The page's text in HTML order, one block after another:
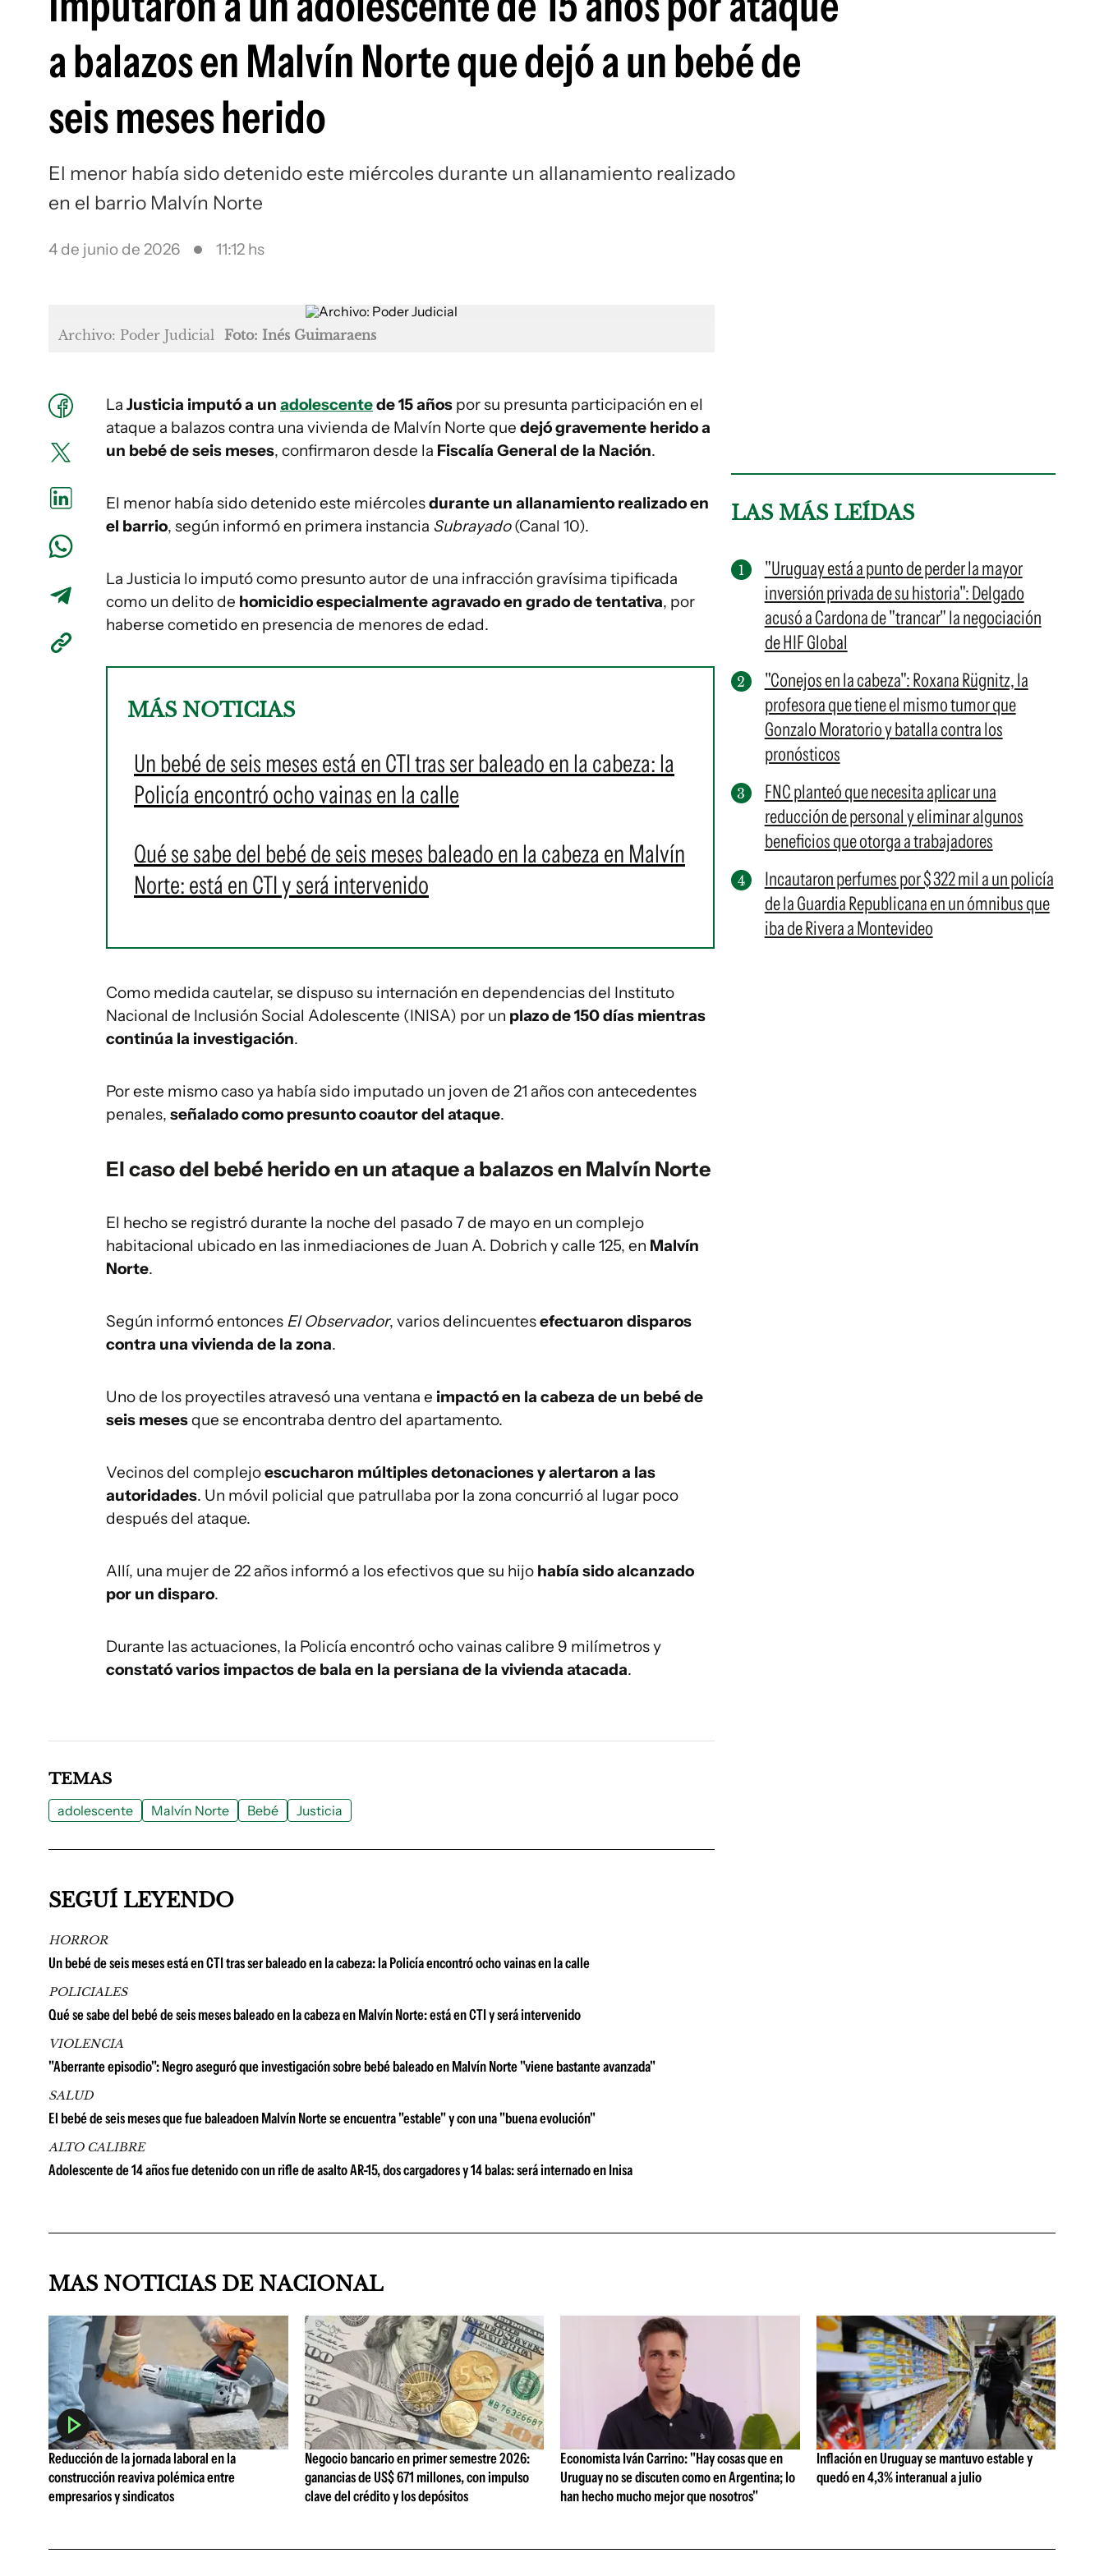
a balazos en Malvín Norte que dejó a un bebé de
seis meses herido
El menor había sido detenido este miércoles durante un allanamiento realizado
en el barrio Malvín Norte
4 de junio de 2026 11:12 hs
Archivo: Poder Judicial Foto: Inés Guimaraens
La Justicia imputó a un adolescentede 15 años por su presunta participación en el
ataque a balazos contra una vivienda de Malvín Norte que dejó gravemente herido a
un bebé de seis meses, confirmaron desde la Fiscalía General de la Nación.
El menor había sido detenido este miércolesdurante un allanamiento realizado en
el barrio, según informó en primera instancia Subrayado(Canal 10).
La Justicia lo imputó como presunto autor de una infracción gravísima tipificada
como un delito de homicidio especialmente agravado en grado de tentativa, por
haberse cometido en presencia de menores de edad.
MÁS NOTICIAS
Un bebé de seis meses está en CTI tras ser baleado en la cabeza: la
Policía encontró ocho vainas en la calle
Qué se sabe del bebé de seis meses baleado en la cabeza en Malvín
Norte: está en CTI y será intervenido
Como medida cautelar, se dispuso su internación en dependencias del Instituto
Nacional de Inclusión Social Adolescente (INISA) por un plazo de 150 días mientras
continúa la investigación.
Por este mismo caso ya había sido imputado un joven de 21 años con antecedentes
penales, señalado como presunto coautor del ataque.
El caso del bebé herido en un ataque a balazos en Malvín Norte
El hecho se registró durante la noche del pasado 7 de mayo en un complejo
habitacional ubicado en las inmediaciones de Juan A. Dobrich y calle 125, en Malvín
Norte.
Según informó entonces El Observador, varios delincuentesefectuaron disparos
contra una vivienda de la zona.
Uno de los proyectiles atravesó una ventana e impactó en la cabeza de un bebé de
seis mesesque se encontraba dentro del apartamento.
Vecinos del complejoescucharon múltiples detonaciones y alertaron a las
autoridades. Un móvil policial que patrullaba por la zona concurrió al lugar poco
después del ataque.
Allí, una mujer de 22 años informó a los efectivos que su hijo había sido alcanzado
por un disparo.
Durante las actuaciones, la Policía encontró ocho vainas calibre 9 milímetros y
constató varios impactos de bala en la persiana de la vivienda atacada.
LAS MÁS LEÍDAS
"Uruguay está a punto de perder la mayor
inversión privada de su historia": Delgado
acusó a Cardona de "trancar" la negociación
de HIF Global
"Conejos en la cabeza": Roxana Rügnitz, la
profesora que tiene el mismo tumor que
Gonzalo Moratorio y batalla contra los
pronósticos
FNC planteó que necesita aplicar una
reducción de personal y eliminar algunos
beneficios que otorga a trabajadores
Incautaron perfumes por $ 322 mil a un policía
de la Guardia Republicana en un ómnibus que
iba de Rivera a Montevideo
TEMAS
adolescente Malvín Norte Bebé Justicia
SEGUÍ LEYENDO
HORROR
Un bebé de seis meses está en CTI tras ser baleado en la cabeza: la Policía encontró ocho vainas en la calle
POLICIALES
Qué se sabe del bebé de seis meses baleado en la cabeza en Malvín Norte: está en CTI y será intervenido
VIOLENCIA
"Aberrante episodio": Negro aseguró que investigación sobre bebé baleado en Malvín Norte "viene bastante avanzada"
SALUD
El bebé de seis meses que fue baleadoen Malvín Norte se encuentra "estable" y con una "buena evolución"
ALTO CALIBRE
Adolescente de 14 años fue detenido con un rifle de asalto AR-15, dos cargadores y 14 balas: será internado en Inisa
MAS NOTICIAS DE NACIONAL
Reducción de la jornada laboral en la
construcción reaviva polémica entre
empresarios y sindicatos
Negocio bancario en primer semestre 2026:
ganancias de US$ 671 millones, con impulso
clave del crédito y los depósitos
Economista Iván Carrino: "Hay cosas que en
Uruguay no se discuten como en Argentina; lo
han hecho mucho mejor que nosotros"
Inflación en Uruguay se mantuvo estable y
quedó en 4,3% interanual a julio